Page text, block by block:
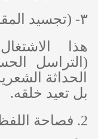
٣- (تجسيد المقام الموسيقي ككيان نزفي)
هذا
(التراسل
الحداثة
بل تعيد خلقه.
2. فصاحة اللفظ ووجاهة التعبير